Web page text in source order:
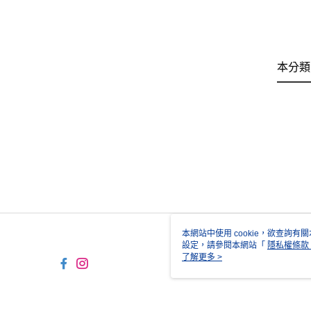
本分
本網站中使用 cookie，欲查詢有
設定，請參閱本網站「 隱私權條款
使用 cookie。
了解更多 >